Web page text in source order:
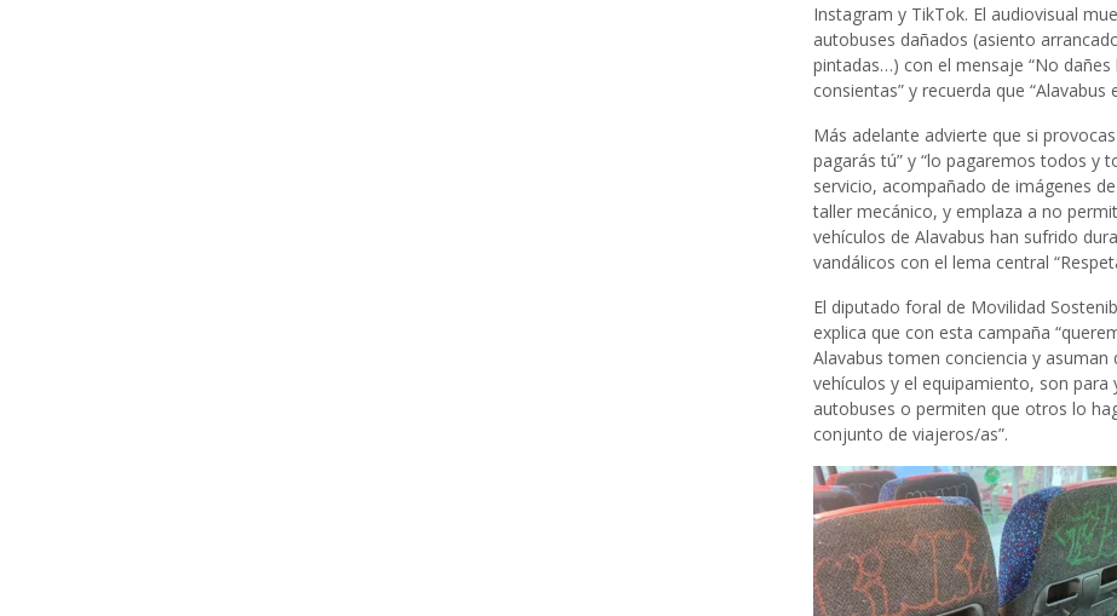
Instagram y TikTok. El audiovisual
autobuses dañados (asiento
pintadas…) con el mensaje “No
consientas” y recuerda que
Más adelante advierte que si
pagarás tú” y “lo pagaremos todos y
servicio, acompañado de imágenes
taller mecánico, y emplaza a no
vehículos de Alavabus han sufrido
vandálicos con el lema central
El diputado foral de Movilidad
explica que con esta campaña
Alavabus tomen conciencia y
vehículos y el equipamiento, son para
autobuses o permiten que otros lo
conjunto de viajeros/as”.